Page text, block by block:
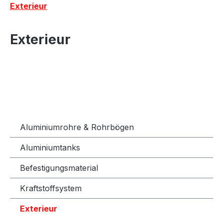
Exterieur
Exterieur
Aluminiumrohre & Rohrbögen
Aluminiumtanks
Befestigungsmaterial
Kraftstoffsystem
Exterieur